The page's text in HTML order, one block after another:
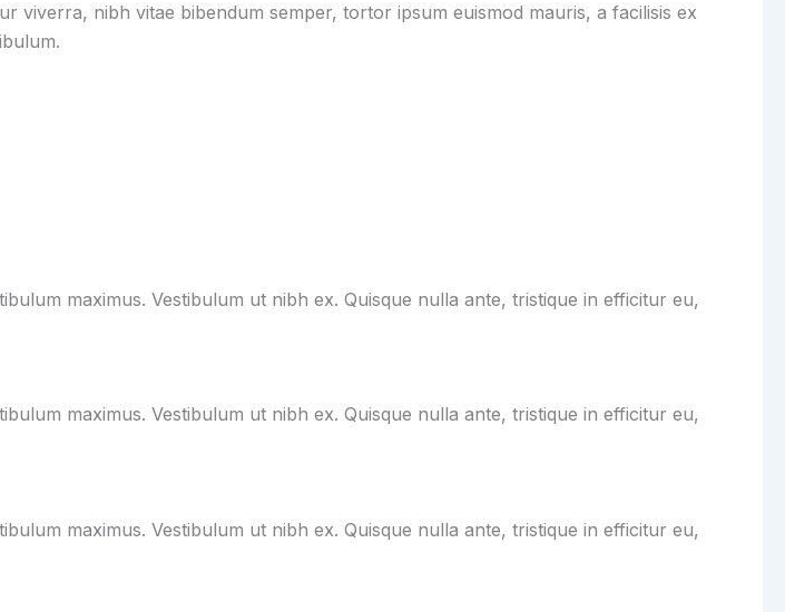
viverra, nibh vitae bibendum semper, tortor ipsum euismod mauris, a facilisis ex
maximus. Vestibulum ut nibh ex. Quisque nulla ante, tristique in efficitur eu,
maximus. Vestibulum ut nibh ex. Quisque nulla ante, tristique in efficitur eu,
maximus. Vestibulum ut nibh ex. Quisque nulla ante, tristique in efficitur eu,